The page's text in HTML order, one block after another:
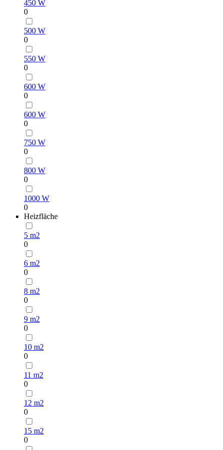
450 W
0
500 W
0
550 W
0
600 W
0
600 W
0
750 W
0
800 W
0
1000 W
0
Heizfläche
5 m2
0
6 m2
0
8 m2
0
9 m2
0
10 m2
0
11 m2
0
12 m2
0
15 m2
0